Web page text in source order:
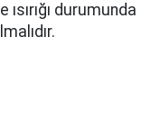
durumunda